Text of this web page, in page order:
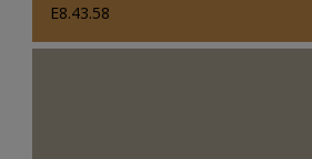
E8.43.58